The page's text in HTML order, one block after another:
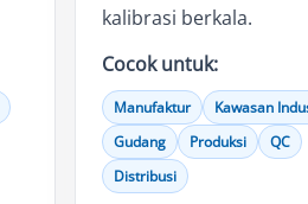
kalibrasi berkala.
Cocok untuk:
Manufaktur
Kawasan
Gudang
Produksi
QC
Distribusi